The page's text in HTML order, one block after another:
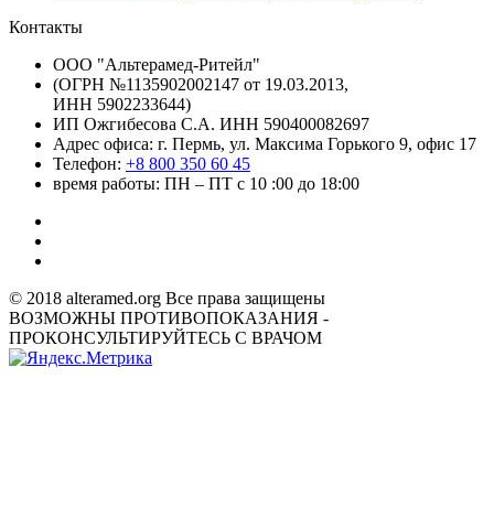
Контакты
ООО "Альтерамед-Ритейл"
(ОГРН №1135902002147 от 19.03.2013,
ИНН 5902233644)
ИП Ожгибесова С.А. ИНН 590400082697
Адрес офиса: г. Пермь, ул. Максима Горького 9, офис 17
Телефон: +8 800 350 60 45
время работы: ПН – ПТ с 10 :00 до 18:00
© 2018 alteramed.org Все права защищены
ВОЗМОЖНЫ ПРОТИВОПОКАЗАНИЯ -
ПРОКОНСУЛЬТИРУЙТЕСЬ С ВРАЧОМ